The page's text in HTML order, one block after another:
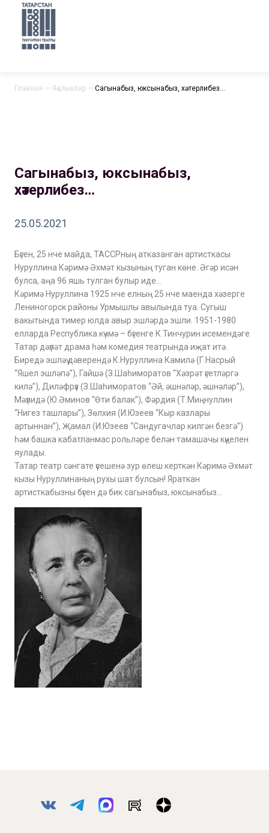
Главная — Яңалыклар — Сагынабыз, юксынабыз, хәтерлибез…
Сагынабыз, юксынабыз,
хәтерлибез…
25.05.2021
Бүген, 25 нче майда, ТАССРның атказанган артисткасы
Нуруллина Кәримә Әхмәт кызының туган көне. Әгәр исән
булса, аңа 96 яшь тулган булыр иде…
Кәримә Нуруллина 1925 нче елның 25 нче маенда хәзерге
Лениногорск районы Урмышлы авылында туа. Сугыш
вакытында тимер юлда авыр эшләрдә эшли. 1951-1980
елларда Республика күчмә – бүгенге К.Тинчурин исемендәге
Татар дәүләт драма һәм комедия театрында иҗат итә.
Биредә эшләү дәверендә К.Нуруллина Камилә (Г.Насрый
“Яшел эшләпә”), Гайшә (З.Шаһиморатов “Хәзрәт үгетләргә
килә”), Диләфрүз (З.Шаһиморатов “Әй, әшнәләр, әшнәләр”),
Мәүлидә (Ю.Әминов “Өти балак”), Фәрдия (Т.Миңнуллин
“Нигез ташлары”), Зөлхия (И.Юзеев “Кыр казлары
артыннан”), Җамал (И.Юзеев “Сандугачлар килгән безгә”)
һәм башка кабатланмас рольләре белән тамашачы күңелен
яулады.
Татар театр сәнгате үсешенә зур өлеш керткән Кәримә Әхмәт
кызы Нуруллинаның рухы шат булсын! Яраткан
артисткабызны бүген дә бик сагынабыз, юксынабыз…